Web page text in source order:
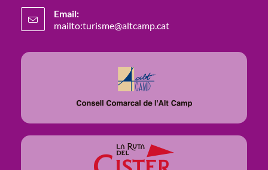
Email:
mailto:turisme@altcamp.cat